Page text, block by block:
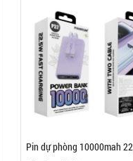
Pin dự phòng 10000mah